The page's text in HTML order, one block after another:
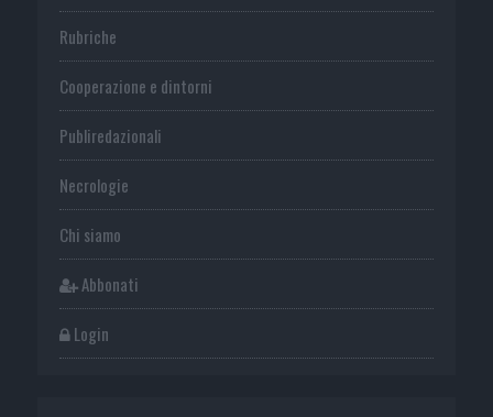
Rubriche
Cooperazione e dintorni
Publiredazionali
Necrologie
Chi siamo
Abbonati
Login